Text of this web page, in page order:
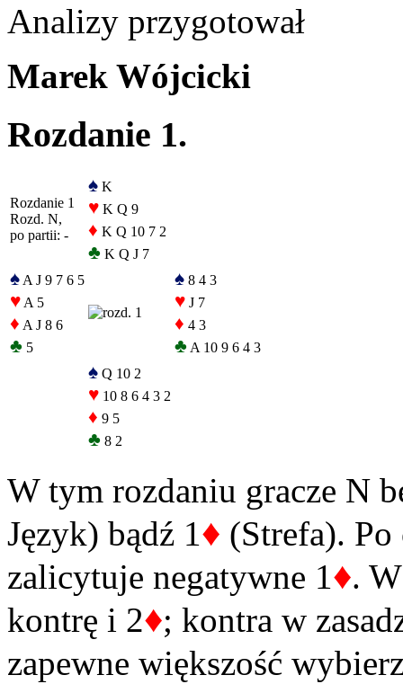
Analizy przygotował
Marek Wójcicki
Rozdanie 1.
Rozdanie 1
Rozd. N,
po partii: -
♠ K
♥ K Q 9
♦ K Q 10 7 2
♣ K Q J 7
♠ A J 9 7 6 5
♥ A 5
♦ A J 8 6
♣ 5
♠ 8 4 3
♥ J 7
♦ 4 3
♣ A 10 9 6 4 3
♠ Q 10 2
♥ 10 8 6 4 3 2
♦ 9 5
♣ 8 2
W tym rozdaniu gracze N
Język) bądź 1♦ (Strefa).
zalicytuje negatywne 1♦.
kontrę i 2♦; kontra w
zapewne większość